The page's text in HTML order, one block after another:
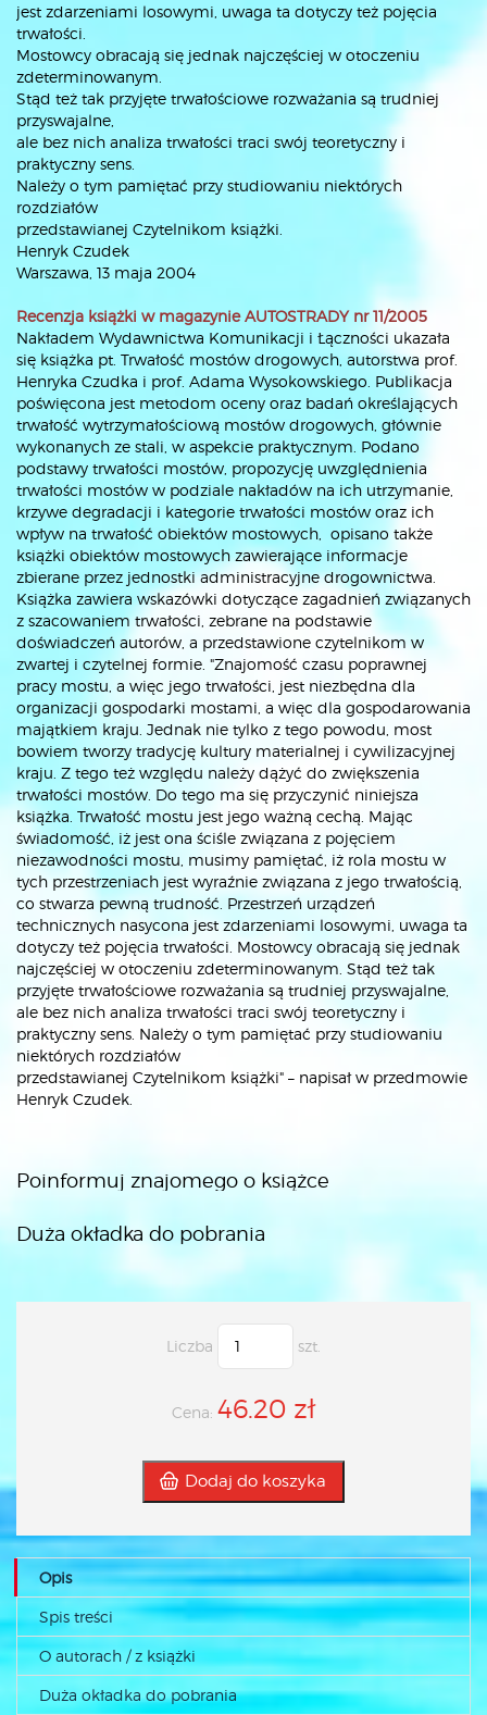
jest zdarzeniami losowymi, uwaga ta dotyczy też pojęcia
trwałości.
Mostowcy obracają się jednak najczęściej w otoczeniu
zdeterminowanym.
Stąd też tak przyjęte trwałościowe rozważania są trudniej
przyswajalne,
ale bez nich analiza trwałości traci swój teoretyczny i
praktyczny sens.
Należy o tym pamiętać przy studiowaniu niektórych
rozdziałów
przedstawianej Czytelnikom książki.
Henryk Czudek
Warszawa, 13 maja 2004
Recenzja książki w magazynie AUTOSTRADY nr 11/2005
Nakładem Wydawnictwa Komunikacji i Łączności ukazała
się książka pt. Trwałość mostów drogowych, autorstwa prof.
Henryka Czudka i prof. Adama Wysokowskiego. Publikacja
poświęcona jest metodom oceny oraz badań określających
trwałość wytrzymałościową mostów drogowych, głównie
wykonanych ze stali, w aspekcie praktycznym. Podano
podstawy trwałości mostów, propozycję uwzględnienia
trwałości mostów w podziale nakładów na ich utrzymanie,
krzywe degradacji i kategorie trwałości mostów oraz ich
wpływ na trwałość obiektów mostowych, opisano także
książki obiektów mostowych zawierające informacje
zbierane przez jednostki administracyjne drogownictwa.
Książka zawiera wskazówki dotyczące zagadnień związanych
z szacowaniem trwałości, zebrane na podstawie
doświadczeń autorów, a przedstawione czytelnikom w
zwartej i czytelnej formie. "Znajomość czasu poprawnej
pracy mostu, a więc jego trwałości, jest niezbędna dla
organizacji gospodarki mostami, a więc dla gospodarowania
majątkiem kraju. Jednak nie tylko z tego powodu, most
bowiem tworzy tradycję kultury materialnej i cywilizacyjnej
kraju. Z tego też względu należy dążyć do zwiększenia
trwałości mostów. Do tego ma się przyczynić niniejsza
książka. Trwałość mostu jest jego ważną cechą. Mając
świadomość, iż jest ona ściśle związana z pojęciem
niezawodności mostu, musimy pamiętać, iż rola mostu w
tych przestrzeniach jest wyraźnie związana z jego trwałością,
co stwarza pewną trudność. Przestrzeń urządzeń
technicznych nasycona jest zdarzeniami losowymi, uwaga ta
dotyczy też pojęcia trwałości. Mostowcy obracają się jednak
najczęściej w otoczeniu zdeterminowanym. Stąd też tak
przyjęte trwałościowe rozważania są trudniej przyswajalne,
ale bez nich analiza trwałości traci swój teoretyczny i
praktyczny sens. Należy o tym pamiętać przy studiowaniu
niektórych rozdziałów
przedstawianej Czytelnikom książki" – napisał w przedmowie
Henryk Czudek.
Poinformuj znajomego o książce
Duża okładka do pobrania
Liczba szt.
Cena: 46.20 zł
Dodaj do koszyka
Opis
Spis treści
O autorach / z książki
Duża okładka do pobrania